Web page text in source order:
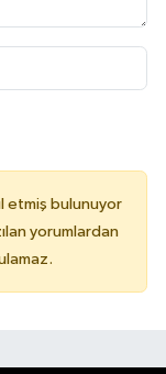
etmiş bulunuyor
yorumlardan